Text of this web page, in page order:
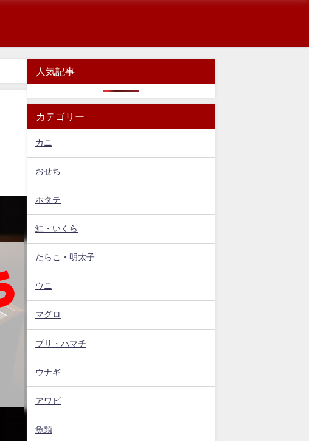
人気記事
カテゴリー
カニ
おせち
ホタテ
鮭・いくら
たらこ・明太子
ウニ
マグロ
ブリ・ハマチ
ウナギ
アワビ
魚類